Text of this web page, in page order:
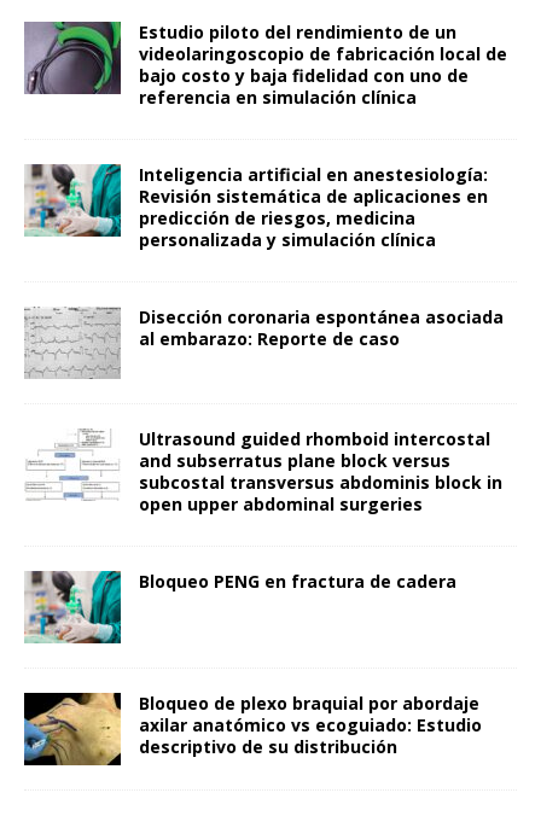
Estudio piloto del rendimiento de un
videolaringoscopio de fabricación local de
bajo costo y baja fidelidad con uno de
referencia en simulación clínica
Inteligencia artificial en anestesiología:
Revisión sistemática de aplicaciones en
predicción de riesgos, medicina
personalizada y simulación clínica
Disección coronaria espontánea asociada
al embarazo: Reporte de caso
Ultrasound guided rhomboid intercostal
and subserratus plane block versus
subcostal transversus abdominis block in
open upper abdominal surgeries
Bloqueo PENG en fractura de cadera
Bloqueo de plexo braquial por abordaje
axilar anatómico vs ecoguiado: Estudio
descriptivo de su distribución